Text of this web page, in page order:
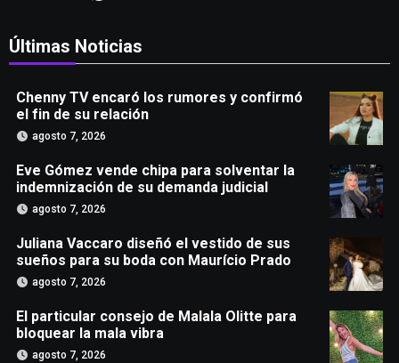
Últimas Noticias
Chenny TV encaró los rumores y confirmó
el fin de su relación
agosto 7, 2026
Eve Gómez vende chipa para solventar la
indemnización de su demanda judicial
agosto 7, 2026
Juliana Vaccaro diseñó el vestido de sus
sueños para su boda con Maurício Prado
agosto 7, 2026
El particular consejo de Malala Olitte para
bloquear la mala vibra
agosto 7, 2026